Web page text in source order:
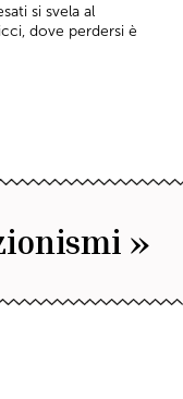
si svela al
dove perdersi è
»